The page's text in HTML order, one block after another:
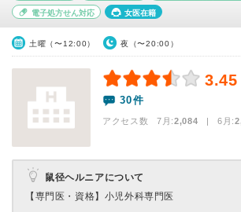
電子処方せん対応 女医在籍
土曜（〜12:00） 夜（〜20:00）
3.45
30件
アクセス数 7月:2,084 | 6月:
鼠径ヘルニアについて
【専門医・資格】 小児外科専門医